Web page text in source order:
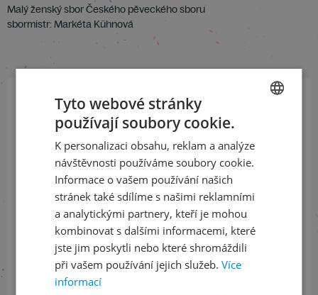
Malý ženský sbor Českého pěveckého sboru
sbormistr: Markéta Kühnová
Přihlaste se k našemu newsletteru
a buďte jako první v obraze
ODEBÍRAT NEWSLETTER
Sledujte nás na sociálních sítích
LinkedIn
flickr
ENGLISH
Tyto webové stránky
používají soubory cookie.
K personalizaci obsahu, reklam a analýze
návštěvnosti používáme soubory cookie.
Informace o vašem používání našich
stránek také sdílíme s našimi reklamními
a analytickými partnery, kteří je mohou
kombinovat s dalšími informacemi, které
jste jim poskytli nebo které shromáždili
při vašem používání jejich služeb. Více
informací